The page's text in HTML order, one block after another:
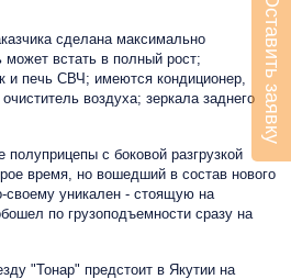
сделана максимально
встать в полный рост;
и печь СВЧ; имеются кондиционер,
воздуха; зеркала заднего
с боковой разгрузкой
время, но вошедший в состав нового
своему уникален - стоящую на
по грузоподъемности сразу на
"Тонар" предстоит в Якутии на
Оставить заявку